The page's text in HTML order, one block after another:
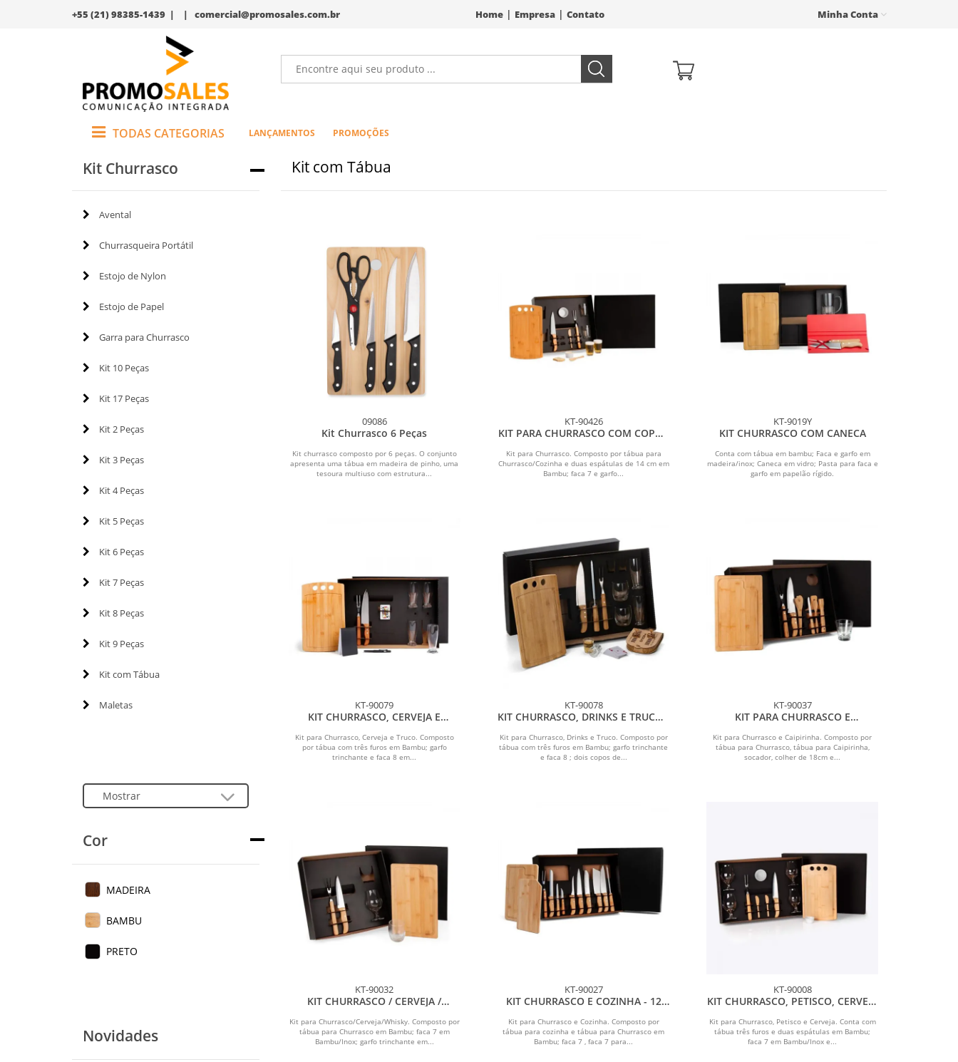
+55 (21) 98385-1439 | | comercial@promosales.com.br Home| Empresa| Contato Minha Conta
TODAS CATEGORIAS LANÇAMENTOS PROMOÇÕES
Kit Churrasco
Avental
Churrasqueira Portátil
Estojo de Nylon
Estojo de Papel
Garra para Churrasco
Kit 10 Peças
Kit 17 Peças
Kit 2 Peças
Kit 3 Peças
Kit 4 Peças
Kit 5 Peças
Kit 6 Peças
Kit 7 Peças
Kit 8 Peças
Kit 9 Peças
Kit com Tábua
Maletas
Cor
MADEIRA
BAMBU
PRETO
Novidades
Kit com Tábua
09086
Kit Churrasco 6 Peças
Kit churrasco composto por 6 peças. O conjunto
apresenta uma tábua em madeira de pinho, uma
tesoura multiuso com estrutura...
KT-90426
KIT PARA CHURRASCO COM COPOS
Kit para Churrasco. Composto por tábua para
Churrasco/Cozinha e duas espátulas de 14 cm em
Bambu; faca 7 e garfo...
KT-9019Y
KIT CHURRASCO COM CANECA
Conta com tábua em bambu; Faca e garfo em
madeira/inox; Caneca em vidro; Pasta para faca e
garfo em papelão rígido.
KT-90079
KIT CHURRASCO, CERVEJA E
Kit para Churrasco, Cerveja e Truco. Composto
por tábua com três furos em Bambu; garfo
trinchante e faca 8 em...
KT-90078
KIT CHURRASCO, DRINKS E TRUCO -
Kit para Churrasco, Drinks e Truco. Composto por
tábua com três furos em Bambu; garfo trinchante
e faca 8 ; dois copos de...
KT-90037
KIT PARA CHURRASCO E
Kit para Churrasco e Caipirinha. Composto por
tábua para Churrasco, tábua para Caipirinha,
socador, colher de 18cm e...
KT-90032
KIT CHURRASCO / CERVEJA /
Kit para Churrasco/Cerveja/Whisky. Composto por
tábua para Churrasco em Bambu; faca 7 em
Bambu/Inox; garfo trinchante em...
KT-90027
KIT CHURRASCO E COZINHA - 12
Kit para Churrasco e Cozinha. Composto por
tábua para cozinha e tábua para Churrasco em
Bambu; faca 7 , faca 7 para...
KT-90008
KIT CHURRASCO, PETISCO, CERVEJA
Kit para Churrasco, Petisco e Cerveja. Conta com
tábua três furos e duas espátulas em Bambu;
faca 7 em Bambu/Inox e...